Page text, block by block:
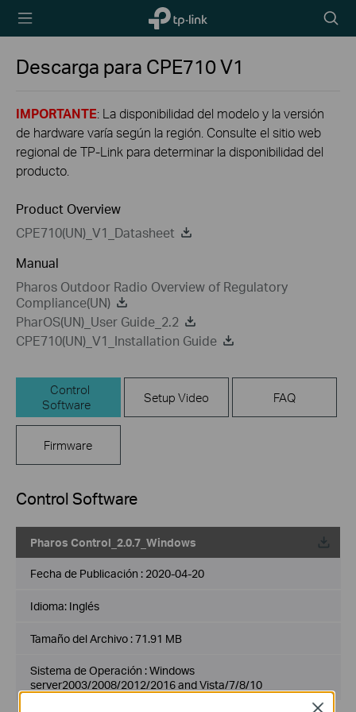
TP-Link,
Reliably
icon
Descarga para CPE710V1
IMPORTANTE: La disponibilidad del modelo y la versión
de hardware varía según la región. Consulte el sitio web
regional de TP-Link para determinar la disponibilidad del
producto.
Product Overview
CPE710(UN)_V1_Datasheet
Manual
Pharos Outdoor Radio Overview of Regulatory
Compliance(UN)
PharOS(UN)_User Guide_2.2
CPE710(UN)_V1_Installation Guide
Control
Software
Setup Video FAQ
Firmware
Control Software
Pharos Control_2.0.7_Windows
Fecha de Publicación : 2020-04-20
Idioma: Inglés
Tamaño del Archivo :71.91 MB
Sistema de Operación : Windows
server2003/2008/2012/2016 and Vista/7/8/10
Close